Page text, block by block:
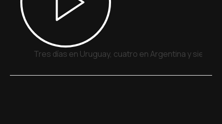
Tres días en Uruguay, cuatro en Argentina y siete